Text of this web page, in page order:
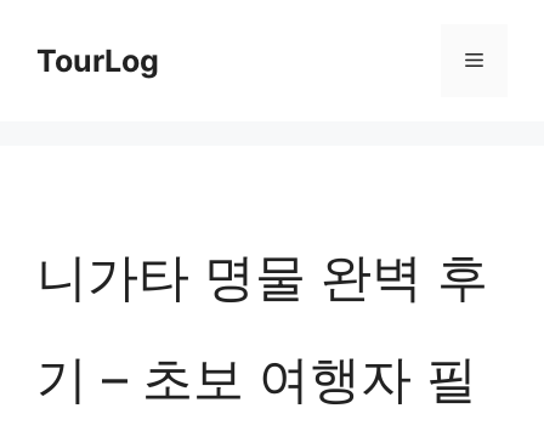
TourLog 메
니가타 명물 완벽 후
기 – 초보 여행자 필